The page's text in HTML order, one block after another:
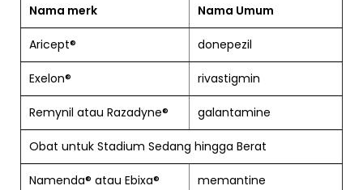
Nama merk Nama Umum
Aricept® donepezil
Exelon® rivastigmin
Remynil atau Razadyne® galantamine
Obat untuk Stadium Sedang hingga Berat
Namenda® atau Ebixa® memantine